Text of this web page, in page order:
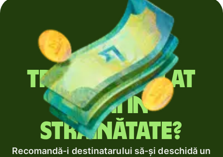
Trimiți regulat
bani în
străinătate?
Recomandă-i destinatarului să-și deschidă un